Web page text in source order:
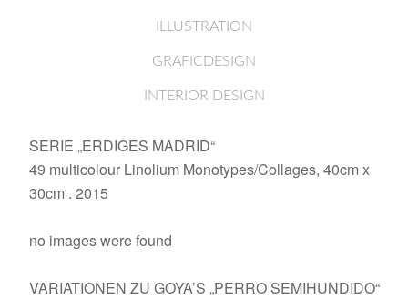
ILLUSTRATION
GRAFICDESIGN
INTERIOR DESIGN
SERIE „ERDIGES MADRID“
49 multicolour Linolium Monotypes/Collages, 40cm x
30cm . 2015
no images were found
VARIATIONEN ZU GOYA’S „PERRO SEMIHUNDIDO“